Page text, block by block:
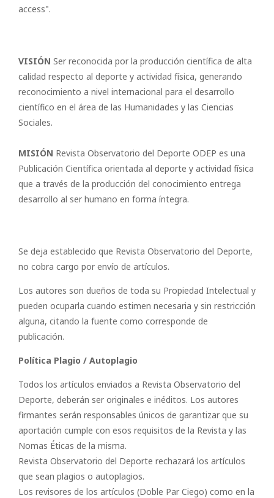
access".
VISIÓN Ser reconocida por la producción científica de alta
calidad respecto al deporte y actividad física, generando
reconocimiento a nivel internacional para el desarrollo
científico en el área de las Humanidades y las Ciencias
Sociales.
MISIÓN Revista Observatorio del Deporte ODEP es una
Publicación Científica orientada al deporte y actividad física
que a través de la producción del conocimiento entrega
desarrollo al ser humano en forma íntegra.
Se deja establecido que Revista Observatorio del Deporte,
no cobra cargo por envío de artículos.
Los autores son dueños de toda su Propiedad Intelectual y
pueden ocuparla cuando estimen necesaria y sin restricción
alguna, citando la fuente como corresponde de
publicación.
Política Plagio / Autoplagio
Todos los artículos enviados a Revista Observatorio del
Deporte, deberán ser originales e inéditos. Los autores
firmantes serán responsables únicos de garantizar que su
aportación cumple con esos requisitos de la Revista y las
Nomas Éticas de la misma.
Revista Observatorio del Deporte rechazará los artículos
que sean plagios o autoplagios.
Los revisores de los artículos (Doble Par Ciego) como en la